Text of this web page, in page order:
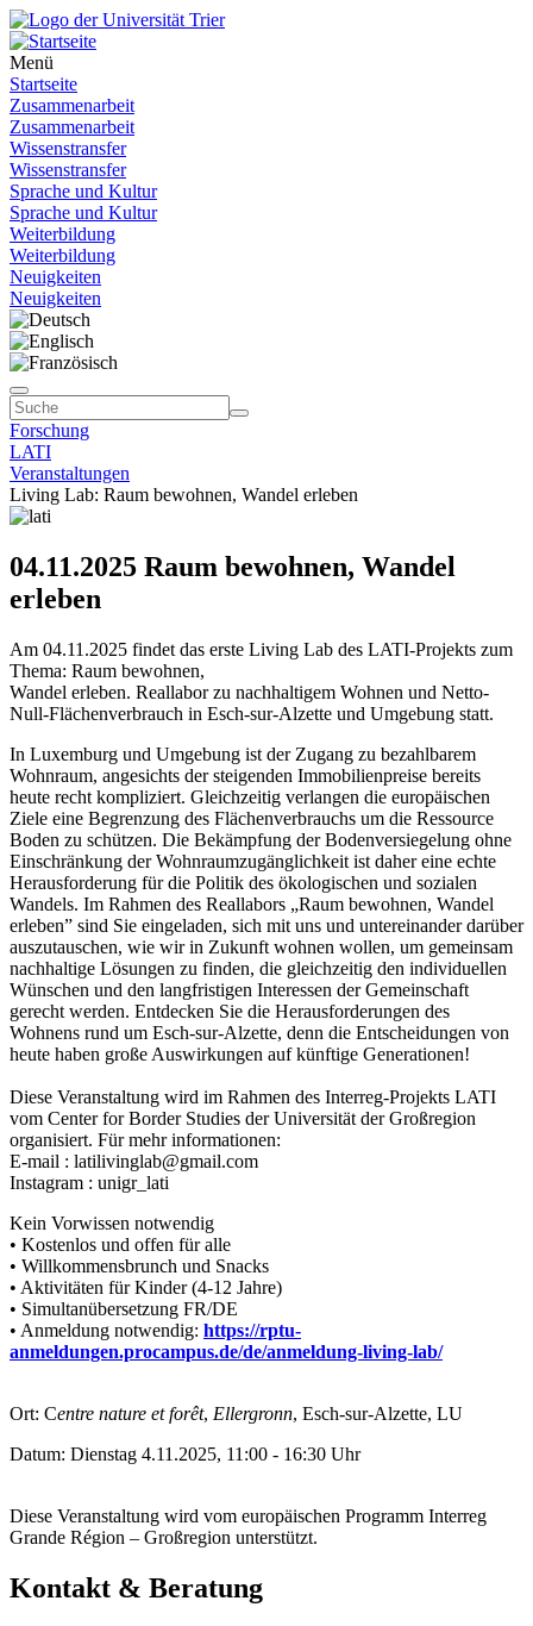
Menü
Startseite
Zusammenarbeit
Zusammenarbeit
Wissenstransfer
Wissenstransfer
Sprache und Kultur
Sprache und Kultur
Weiterbildung
Weiterbildung
Neuigkeiten
Neuigkeiten
Forschung
LATI
Veranstaltungen
Living Lab: Raum bewohnen, Wandel erleben
04.11.2025 Raum bewohnen, Wandel
erleben
Am 04.11.2025 findet das erste Living Lab des LATI-Projekts zum
Thema: Raum bewohnen,
Wandel erleben. Reallabor zu nachhaltigem Wohnen und Netto-
Null-Flächenverbrauch in Esch-sur-Alzette und Umgebung statt.
In Luxemburg und Umgebung ist der Zugang zu bezahlbarem
Wohnraum, angesichts der steigenden Immobilienpreise bereits
heute recht kompliziert. Gleichzeitig verlangen die europäischen
Ziele eine Begrenzung des Flächenverbrauchs um die Ressource
Boden zu schützen. Die Bekämpfung der Bodenversiegelung ohne
Einschränkung der Wohnraumzugänglichkeit ist daher eine echte
Herausforderung für die Politik des ökologischen und sozialen
Wandels. Im Rahmen des Reallabors „Raum bewohnen, Wandel
erleben” sind Sie eingeladen, sich mit uns und untereinander darüber
auszutauschen, wie wir in Zukunft wohnen wollen, um gemeinsam
nachhaltige Lösungen zu finden, die gleichzeitig den individuellen
Wünschen und den langfristigen Interessen der Gemeinschaft
gerecht werden. Entdecken Sie die Herausforderungen des
Wohnens rund um Esch-sur-Alzette, denn die Entscheidungen von
heute haben große Auswirkungen auf künftige Generationen!
Diese Veranstaltung wird im Rahmen des Interreg-Projekts LATI
vom Center for Border Studies der Universität der Großregion
organisiert. Für mehr informationen:
E-mail : latilivinglab@gmail.com
Instagram : unigr_lati
Kein Vorwissen notwendig
• Kostenlos und offen für alle
• Willkommensbrunch und Snacks
• Aktivitäten für Kinder (4-12 Jahre)
• Simultanübersetzung FR/DE
• Anmeldung notwendig: https://rptu-
anmeldungen.procampus.de/de/anmeldung-living-lab/
Ort: Centre nature et forêt, Ellergronn, Esch-sur-Alzette, LU
Datum: Dienstag 4.11.2025, 11:00 - 16:30 Uhr
Diese Veranstaltung wird vom europäischen Programm Interreg
Grande Région – Großregion unterstützt.
Kontakt & Beratung